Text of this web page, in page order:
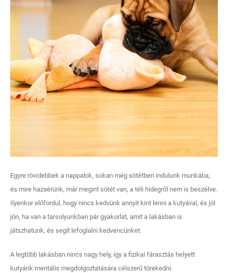
Egyre rövidebbek a nappalok, sokan még sötétben indulunk munkába,
és mire hazaérünk, már megint sötét van, a téli hidegről nem is beszélve.
Ilyenkor előfordul, hogy nincs kedvünk annyit kint lenni a kutyával, és jól
jön, ha van a tarsolyunkban pár gyakorlat, amit a lakásban is
játszhatunk, és segít lefoglalni kedvencünket.
A legtöbb lakásban nincs nagy hely, így a fizikai fárasztás helyett
kutyánk mentális megdolgoztatására célszerű törekedni.